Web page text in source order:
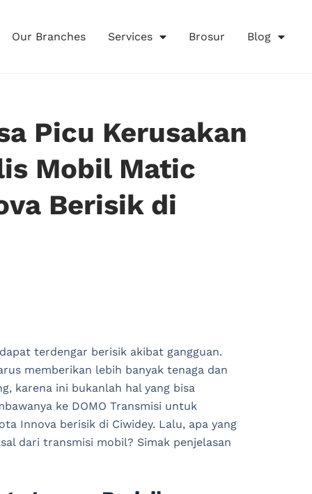
Our Branches Services Brosur Blog
Picu Kerusakan
Mobil Matic
Berisik di
terdengar berisik akibat gangguan.
memberikan lebih banyak tenaga dan
karena ini bukanlah hal yang bisa
ke DOMO Transmisi untuk
Innova berisik di Ciwidey. Lalu, apa yang
dari transmisi mobil? Simak penjelasan